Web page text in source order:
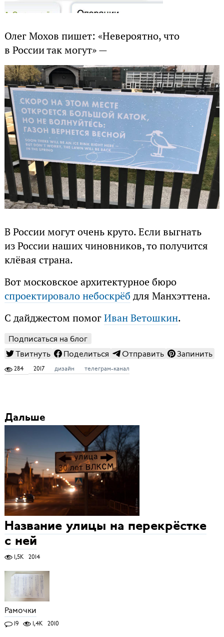
Олег Мохов пишет: «Невероятно, что
в России так могут» —
В России могут очень круто. Если выгнать
из России наших чиновников, то получится
клёвая страна.
Вот московское архитектурное бюро
спроектировало небоскрёб для Манхэттена.
С дайджестом помогИван Ветошкин.
Подписаться на блог
Твитнуть
Поделиться Отправить Запинить
284 2017 дизайн телеграм-канал
Дальше
Название улицы на перекрёстке
с ней
1,5K 2014
Рамочки
19 1,4K 2010